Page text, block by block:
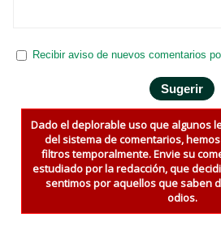
Recibir aviso de nuevos comentarios
Dado el deplorable uso que algunos
del sistema de comentarios,
filtros temporalmente. Envie su
estudiado por la redacción, que
sentimos por aquellos que saben
odios.